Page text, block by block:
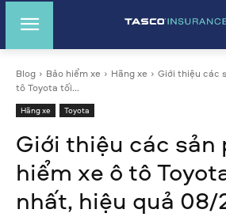
Blog Bảo hiểm xe Hãng xe
Giới thiệu các
tô Toyota tối...
Hãng xe Toyota
Giới thiệu các sản
hiểm xe ô tô
nhất, hiệu quả 08/